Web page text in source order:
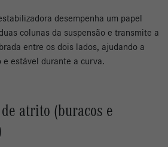
desempenha um papel
colunas da suspensão e transmite a
entre os dois lados, ajudando a
e estável durante a curva.
atrito (buracos e